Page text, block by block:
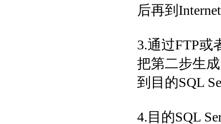
后再到
3.通过FTP或
把第二步生
到目的SQL
4.目的SQL